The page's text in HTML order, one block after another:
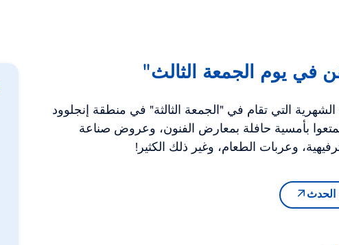
في يوم الجمعة الثالث"
الشهرية التي تقام في "الجمعة الثالثة" في منطقة إنجلوود
بأمسية حافلة بمعارض الفنون، وعروض صناعة
وعربات الطعام، وغير ذلك الكثير!
الحدث